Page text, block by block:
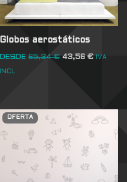
Globos aerostáticos
DESDE 65,34€ 43,56€ IVA
INCL
OFERTA